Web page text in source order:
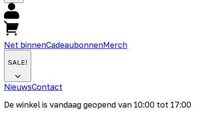
Net binnenCadeaubonnenMerch
SALE!
NieuwsContact
De winkel is vandaag geopend van 10:00 tot 17:00